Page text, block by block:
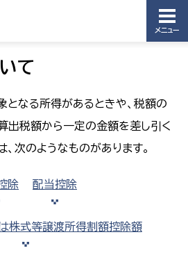
メニュー
て
となる所得があるときや、税額の
出税額から一定の金額を差し引く
次のようなものがあります。
除 配当控除
株式等譲渡所得割額控除額